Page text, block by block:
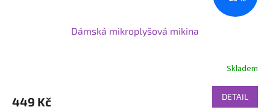
Dámská mikroplyšová mikina
Skladem
449 Kč DETAIL